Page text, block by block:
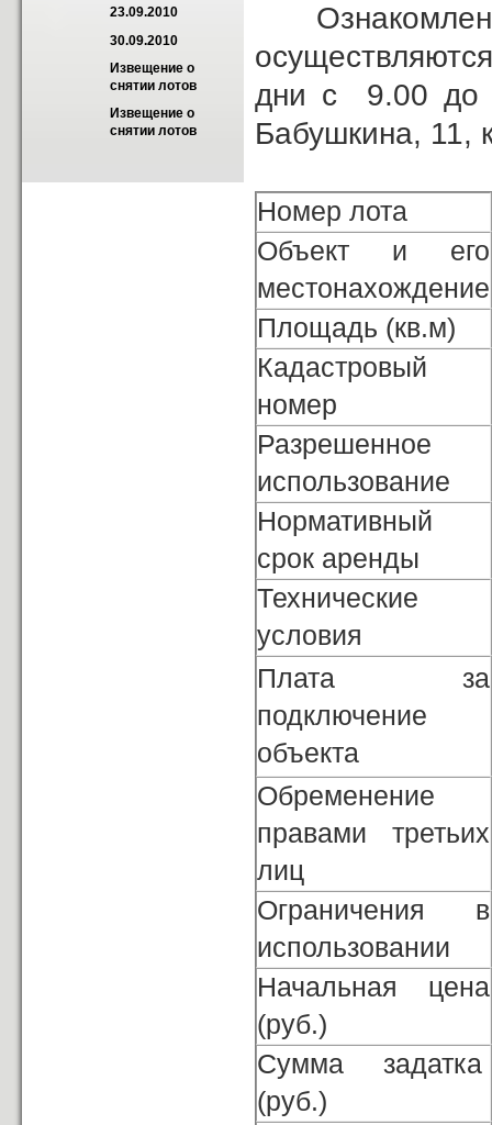
23.09.2010
30.09.2010
Извещение о
снятии лотов
Извещение о
снятии лотов
дни с 9.00
Бабушкина,
Номер лота
Объект и его
местонахождение
Площадь (кв.м)
Кадастровый
номер
Разрешенное
использование
Нормативный
срок аренды
Технические
условия
Плата за
подключение
объекта
Обременение
правами третьих
лиц
Ограничения в
использовании
Начальная цена
(руб.)
Сумма задатка
(руб.)